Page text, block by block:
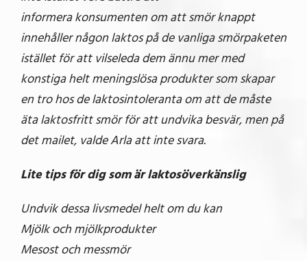
informera konsumenten om att smör knappt
innehåller någon laktos på de vanliga smörpaketen
istället för att vilseleda dem ännu mer med
konstiga helt meningslösa produkter som skapar
en tro hos de laktosintoleranta om att de måste
äta laktosfritt smör för att undvika besvär, men på
det mailet, valde Arla att inte svara.
Lite tips för dig som är laktosöverkänslig
Undvik dessa livsmedel helt om du kan
Mjölk och mjölkprodukter
Mesost och messmör